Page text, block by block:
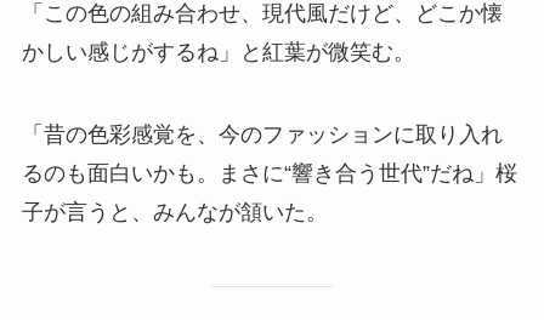
「この色の組み合わせ、現代風だけど、どこか懐
かしい感じがするね」と紅葉が微笑む。
「昔の色彩感覚を、今のファッションに取り入れ
るのも面白いかも。まさに“響き合う世代”だね」桜
子が言うと、みんなが頷いた。